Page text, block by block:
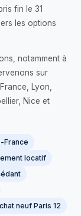
fin le 31
les options
notamment à
sur
Lyon,
Nice et
France
locatif
neuf Paris 12